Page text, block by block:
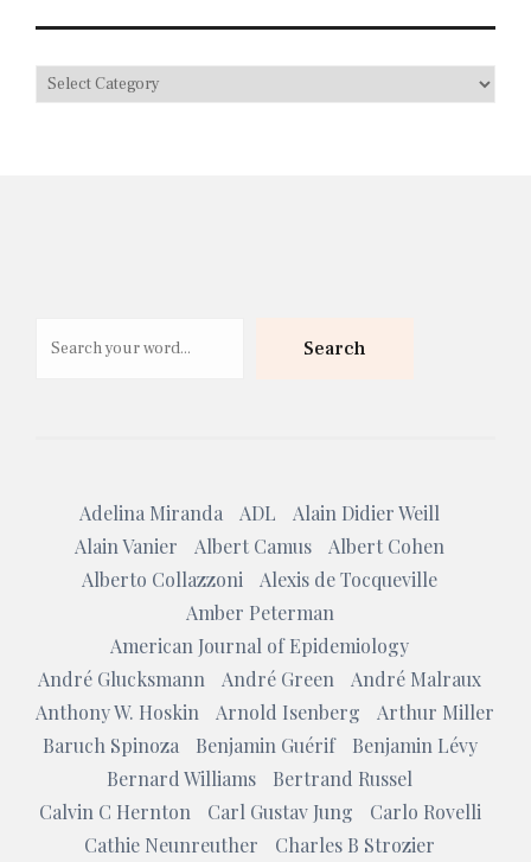
Search
Adelina Miranda ADL
Alain Didier Weill
Alain Vanier
Albert Camus
Albert Cohen
Alberto Collazzoni
Alexis de Tocqueville
Amber Peterman
American Journal of Epidemiology
André Glucksmann
André Green
André Malraux
Anthony W. Hoskin
Arnold Isenberg
Arthur Miller
Baruch Spinoza
Benjamin Guérif
Benjamin Lévy
Bernard Williams
Bertrand Russel
Calvin C Hernton
Carl Gustav Jung
Carlo Rovelli
Cathie Neunreuther
Charles B Strozier